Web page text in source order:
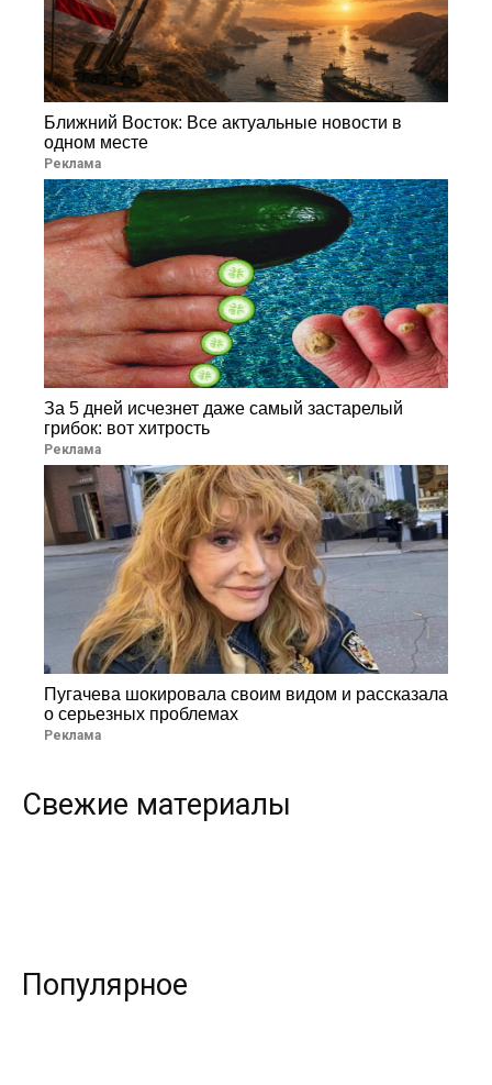
Ближний Восток: Все актуальные новости в
одном месте
Реклама
За 5 дней исчезнет даже самый застарелый
грибок: вот хитрость
Реклама
Пугачева шокировала своим видом и рассказала
о серьезных проблемах
Реклама
Свежие материалы
Популярное